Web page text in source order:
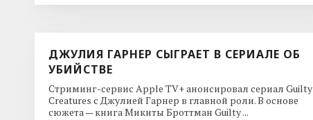
ДЖУЛИЯ ГАРНЕР СЫГРАЕТ В СЕРИАЛЕ ОБ
УБИЙСТВЕ
Стриминг-сервис Apple TV+ анонсировал сериал Guilty
Creatures с Джулией Гарнер в главной роли. В основе
сюжета — книга Микиты Броттман Guilty ...